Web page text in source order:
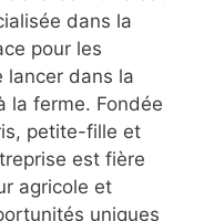
dans la
pour les
lancer dans la
la ferme. Fondée
petite-fille et
est fière
agricole et
uniques